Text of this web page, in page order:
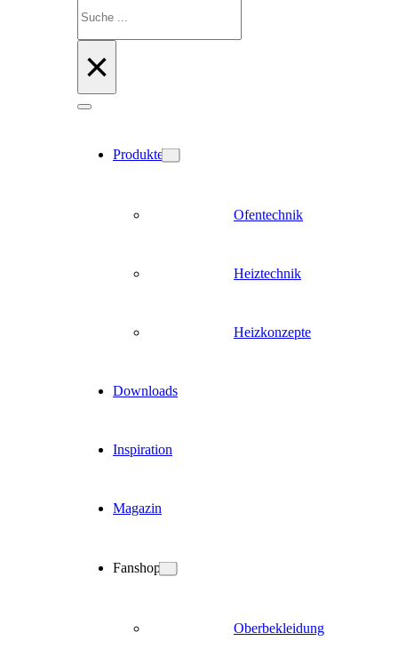
×
Produkte
Ofentechnik
Heiztechnik
Heizkonzepte
Downloads
Inspiration
Magazin
Fanshop
Oberbekleidung